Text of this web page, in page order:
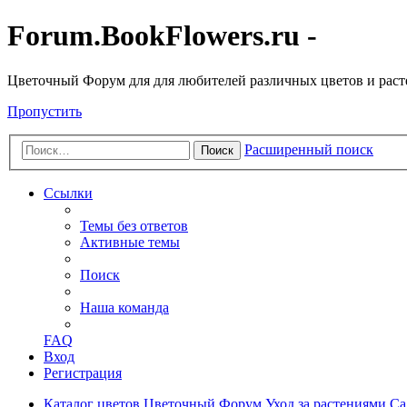
Forum.BookFlowers.ru -
Цветочный Форум для для любителей различных цветов и
Пропустить
Поиск Расширенный поиск
Ссылки
Темы без ответов
Активные темы
Поиск
Наша команда
FAQ
Вход
Регистрация